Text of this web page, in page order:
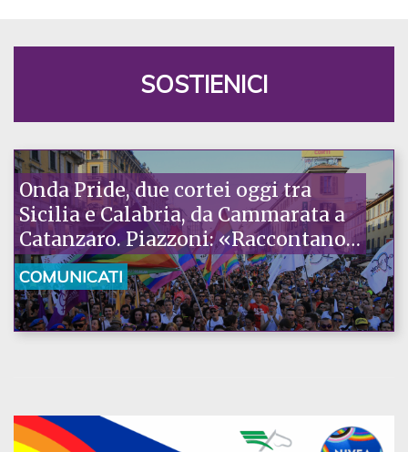
SOSTIENICI
Onda Pride, due cortei oggi tra
Sicilia e Calabria, da Cammarata a
Catanzaro. Piazzoni: «Raccontano
la nostra ostinazione»
COMUNICATI